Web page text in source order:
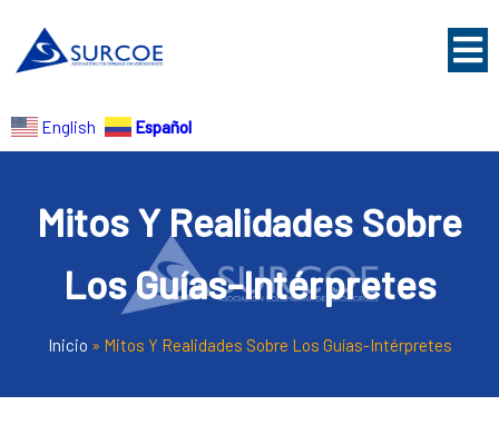
English Español
Mitos Y Realidades Sobre
Los Guías-Intérpretes
Inicio » Mitos Y Realidades Sobre Los Guías-Intérpretes